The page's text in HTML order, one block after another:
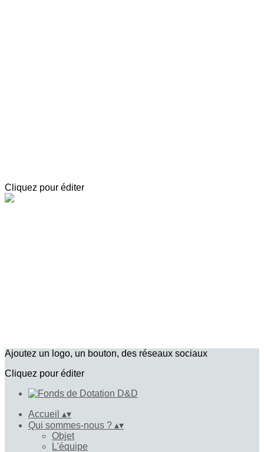
Cliquez pour éditer
Ajoutez un logo, un bouton, des réseaux sociaux
Cliquez pour éditer
Accueil ▴▾
Qui sommes-nous ? ▴▾
Objet
L'équipe